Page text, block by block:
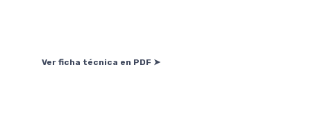
Ver ficha técnica en PDF ➤